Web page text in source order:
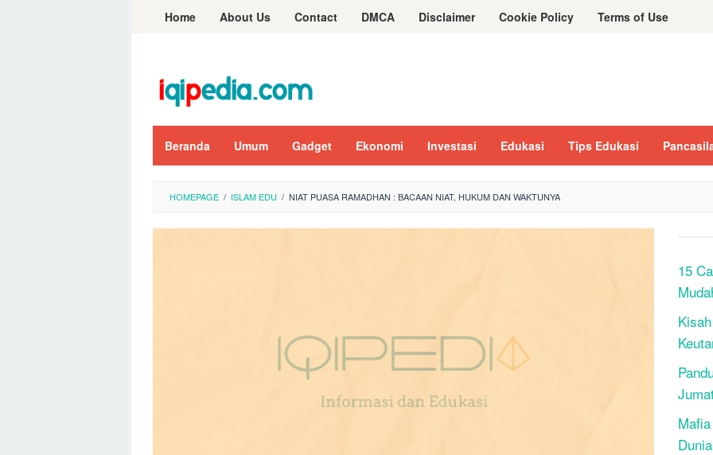
Home About Us Contact DMCA Disclaimer Cookie Policy Terms of Use
Beranda Umum Gadget Ekonomi Investasi Edukasi Tips Edukasi
HOMEPAGE / ISLAM EDU / NIAT PUASA RAMADHAN : BACAAN NIAT, HUKUM DAN WAKTUNYA
15